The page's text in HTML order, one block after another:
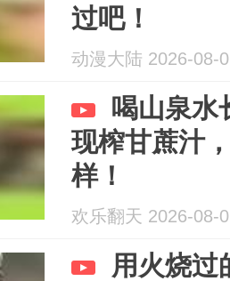
过吧！
动漫大陆 2026-08-
喝山泉水
现榨甘蔗汁
样！
欢乐翻天 2026-08-
用火烧过